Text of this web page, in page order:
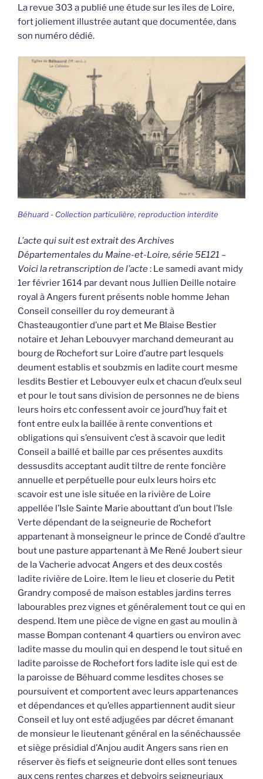
La revue 303 a publié une étude sur les îles de Loire,
fort joliement illustrée autant que documentée, dans
son numéro dédié.
Béhuard - Collection particulière, reproduction interdite
L’acte qui suit est extrait des Archives
Départementales du Maine-et-Loire, série 5E121 –
Voici la retranscription de l’acte: Le samedi avant midy
1er février 1614 par devant nous Jullien Deille notaire
royal à Angers furent présents noble homme Jehan
Conseil conseiller du roy demeurant à
Chasteaugontier d’une part et Me Blaise Bestier
notaire et Jehan Lebouvyer marchand demeurant au
bourg de Rochefort sur Loire d’autre part lesquels
deument establis et soubzmis en ladite court mesme
lesdits Bestier et Lebouvyer eulx et chacun d’eulx seul
et pour le tout sans division de personnes ne de biens
leurs hoirs etc confessent avoir ce jourd’huy fait et
font entre eulx la baillée à rente conventions et
obligations qui s’ensuivent c’est à scavoir que ledit
Conseil a baillé et baille par ces présentes auxdits
dessusdits acceptant audit tiltre de rente foncière
annuelle et perpétuelle pour eulx leurs hoirs etc
scavoir est une isle située en la rivière de Loire
appellée l’Isle Sainte Marie abouttant d’un bout l’Isle
Verte dépendant de la seigneurie de Rochefort
appartenant à monseigneur le prince de Condé d’aultre
bout une pasture appartenant à Me René Joubert sieur
de la Vacherie advocat Angers et des deux costés
ladite rivière de Loire. Item le lieu et closerie du Petit
Grandry composé de maison estables jardins terres
labourables prez vignes et généralement tout ce qui en
despend. Item une pièce de vigne en gast au moulin à
masse Bompan contenant 4 quartiers ou environ avec
ladite masse du moulin qui en despend le tout situé en
ladite paroisse de Rochefort fors ladite isle qui est de
la paroisse de Béhuard comme lesdites choses se
poursuivent et comportent avec leurs appartenances
et dépendances et qu’elles appartiennent audit sieur
Conseil et luy ont esté adjugées par décret émanant
de monsieur le lieutenant général en la sénéchaussée
et siège présidial d’Anjou audit Angers sans rien en
réserver ès fiefs et seigneurie dont elles sont tenues
aux cens rentes charges et debvoirs seigneuriaux